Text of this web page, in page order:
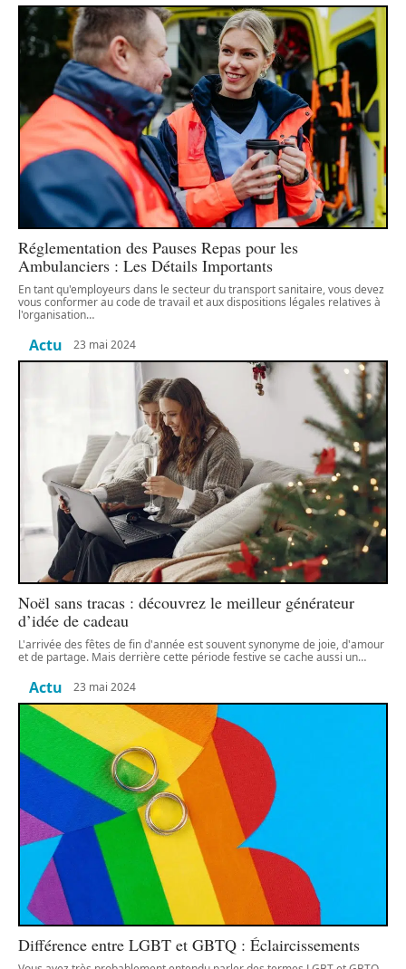
Réglementation des Pauses Repas pour les
Ambulanciers : Les Détails Importants
En tant qu'employeurs dans le secteur du transport sanitaire, vous devez
vous conformer au code de travail et aux dispositions légales relatives à
l'organisation…
Actu 23 mai 2024
Noël sans tracas : découvrez le meilleur générateur
d’idée de cadeau
L'arrivée des fêtes de fin d'année est souvent synonyme de joie, d'amour
et de partage. Mais derrière cette période festive se cache aussi un…
Actu 23 mai 2024
Différence entre LGBT et GBTQ : Éclaircissements